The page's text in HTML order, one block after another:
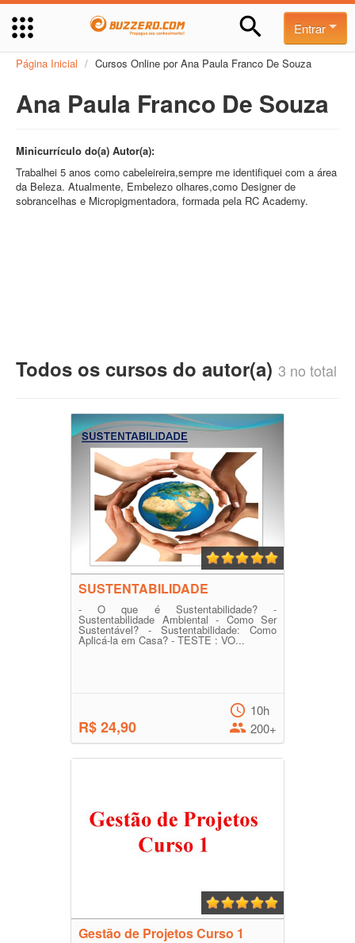
Entrar
Página Inicial / Cursos Online por Ana Paula Franco De Souza
Ana Paula Franco De Souza
Minicurrículo do(a) Autor(a):
Trabalhei 5 anos como cabeleireira,sempre me identifiquei com a área
da Beleza. Atualmente, Embelezo olhares,como Designer de
sobrancelhas e Micropigmentadora, formada pela RC Academy.
Todos os cursos do autor(a) 3 no total
SUSTENTABILIDADE
- O que é Sustentabilidade? -
Sustentabilidade Ambiental - Como Ser
Sustentável? - Sustentabilidade: Como
Aplicá-la em Casa? - TESTE : VO...
R$ 24,90
10h
200+
Gestão de Projetos Curso 1